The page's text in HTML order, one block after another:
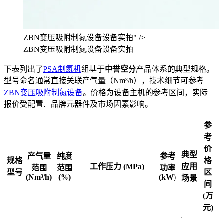
ZBN变压吸附制氮设备设备实拍" />
ZBN变压吸附制氮设备设备实拍
下表列出了PSA制氮机组基于中誉空分产品体系的典型规格。
型号命名通常直接关联产气量（Nm³/h），技术细节可参考
ZBN变压吸附制氮设备。价格为设备主机的参考区间，实际
报价受配置、品牌元器件及市场因素影响。
规格
型号
产气量
范围
(Nm³/h)
纯度
范围
(%)
工作压力 (MPa)
参考
功率
(kW)
典型
应用
场景
参
考
价
格
区
间
(万
元)